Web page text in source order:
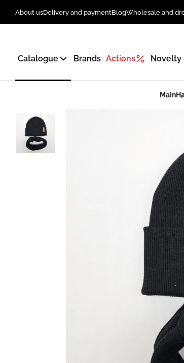
About usDelivery and paymentBlogWholesale and
Catalogue Brands Actions Novelty
Main